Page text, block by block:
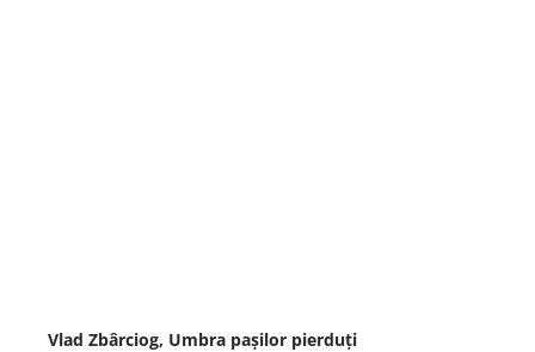
Vlad Zbârciog, Umbra pașilor pierduți